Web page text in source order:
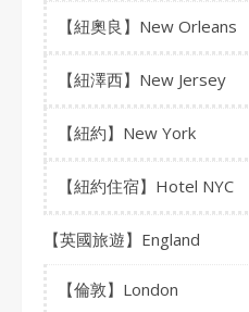
【紐奧良】New Orleans
【紐澤西】New Jersey
【紐約】New York
【紐約住宿】Hotel NYC
【英國旅遊】England
【倫敦】London